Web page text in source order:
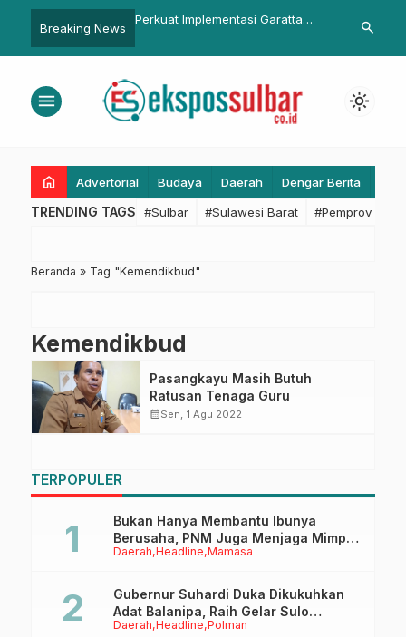
Breaking News
2025 Ditutup
Kebanggaan
Perkuat Implementasi Garatta
BBPK Makassar Selenggarakan
Puskesmas
Jelang
dan
search
menu light_mode
home Advertorial Budaya Daerah Dengar Berita
TRENDING TAGS #Sulbar #Sulawesi Barat #Pemprov
Beranda » Tag "Kemendikbud"
Kemendikbud
Pasangkayu Masih Butuh
Ratusan Tenaga Guru
calendar_monthSen, 1 Agu 2022
TERPOPULER
Daerah Headline Mamasa
Bukan Hanya Membantu Ibunya
Berusaha, PNM Juga Menjaga Mimpi
Anaknya Untuk Menggapai Cita-Cita
Daerah Headline Polman
Gubernur Suhardi Duka Dikukuhkan
Adat Balanipa, Raih Gelar Sulo
Tappidena